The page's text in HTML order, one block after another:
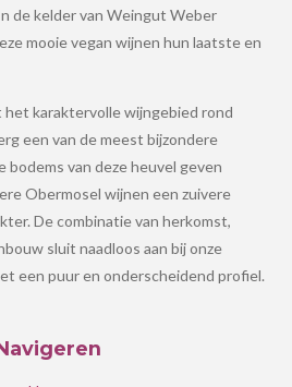
de kelder van Weingut Weber
mooie vegan wijnen hun laatste en
karaktervolle wijngebied rond
een van de meest bijzondere
bodems van deze heuvel geven
Obermosel wijnen een zuivere
De combinatie van herkomst,
sluit naadloos aan bij onze
een puur en onderscheidend profiel.